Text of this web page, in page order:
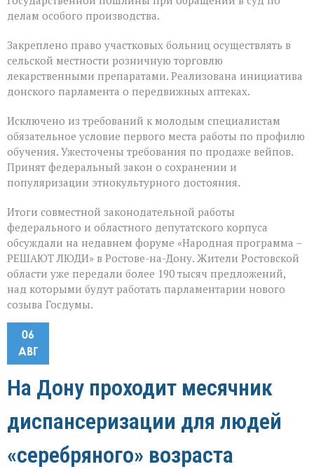
делам особого производства.
Закреплено право участковых больниц осуществлять в
сельской местности розничную торговлю
лекарственными препаратами. Реализована инициатива
донского парламента о передвижных аптеках.
Исключено из требований к молодым специалистам
обязательное условие первого места работы по профилю
обучения. Ужесточены требования по продаже вейпов.
Принят федеральный закон о сохранении и
популяризации этнокультурного достояния.
Итоги совместной законодательной работы
федерального и областного депутатского корпуса
обсуждали на недавнем форуме «Народная программа –
РЕШАЮТ ЛЮДИ» в Ростове-на-Дону. Жители Ростовской
области уже передали более 190 тысяч предложений,
над которыми будут работать парламентарии нового
созыва Госдумы.
06
АВГ
На Дону проходит месячник
диспансеризации для людей
«серебряного» возраста